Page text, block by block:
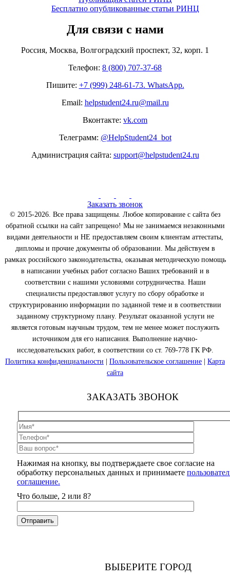
Бесплатно опубликованные статьи РИНЦ
Для связи с нами
Россия, Москва, Волгоградский проспект, 32, корп. 1
Телефон: 8 (800) 707-37-68
Пишите: +7 (999) 248-61-73. WhatsApp.
Email: helpstudent24.ru@mail.ru
Вконтакте: vk.com
Телеграмм: @HelpStudent24_bot
Администрация сайта: support@helpstudent24.ru
Заказать звонок
© 2015-2026. Все права защищены. Любое копирование с сайта без
обратной ссылки на сайт запрещено! Мы не занимаемся незаконными
видами деятельности и НЕ предоставляем своим клиентам аттестаты,
дипломы и прочие документы об образовании. Мы действуем в
рамках российского законодательства, оказывая методическую помощь
в написании учебных работ согласно Ваших требований и в
соответствии с нашими условиями сотрудничества. Наши
специалисты предоставляют услугу по сбору обработке и
структурированию информации по заданной теме и в соответствии
заданному структурному плану. Результат оказанной услуги не
является готовым научным трудом, тем не менее может послужить
источником для его написания. Выполнение научно-
исследовательских работ, в соответствии со ст. 769-778 ГК РФ.
Политика конфиденциальности
Пользовательское соглашение
Карта
сайта
ЗАКАЗАТЬ ЗВОНОК
Нажимая на кнопку, вы подтверждаете свое согласие на
обработку персональных данных и принимаете
соглашение.
Что больше, 2 или 8?
ВЫБЕРИТЕ ГОРОД